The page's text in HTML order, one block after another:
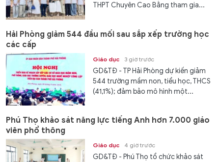
THPT Chuyên Cao Bằng tham gia...
Hải Phòng giảm 544 đầu mối sau sắp xếp trường học
các cấp
Giáo dục 3 giờ trước
GD&TĐ - TP Hải Phòng dự kiến giảm
544 trường mầm non, tiểu học, THCS
(41,1%); đảm bảo mô hình một...
Phú Thọ khảo sát năng lực tiếng Anh hơn 7.000 giáo
viên phổ thông
Giáo dục 4 giờ trước
GD&TĐ - Phú Thọ tổ chức khảo sát